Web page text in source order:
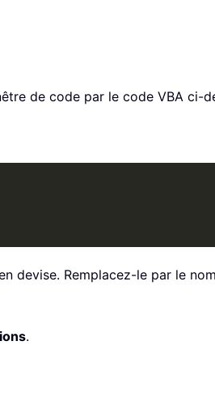
de code par le code VBA ci-
devise. Remplacez-le par le
.